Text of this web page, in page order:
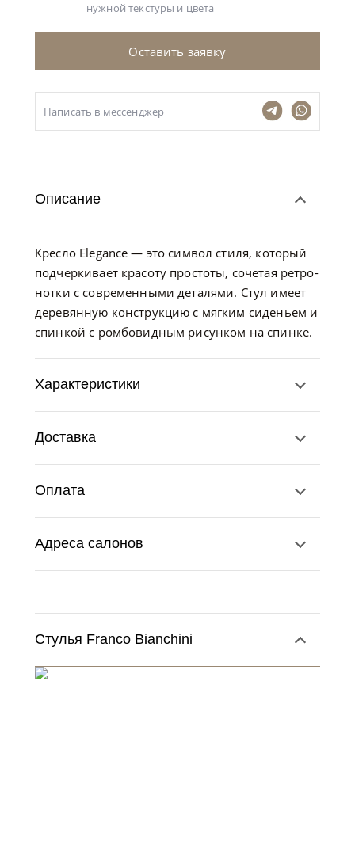
нужной текстуры и цвета
Оставить заявку
Написать в мессенджер
Описание
Кресло Elegance — это символ стиля, который
подчеркивает красоту простоты, сочетая ретро-
нотки с современными деталями. Стул имеет
деревянную конструкцию с мягким сиденьем и
спинкой с ромбовидным рисунком на спинке.
Характеристики
Доставка
Оплата
Адреса салонов
Стулья Franco Bianchini